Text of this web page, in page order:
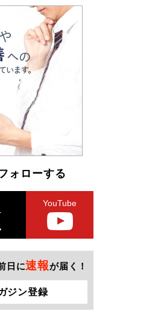
ォローする
YouTube
日に速報が届く！
ジン登録